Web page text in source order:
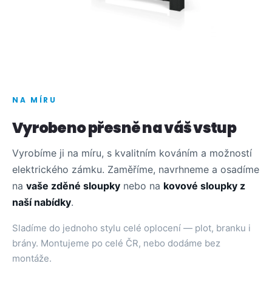
NA MÍRU
Vyrobeno přesně na váš vstup
Vyrobíme ji na míru, s kvalitním kováním a možností
elektrického zámku. Zaměříme, navrhneme a osadíme
na vaše zděné sloupky nebo na kovové sloupky z
naší nabídky.
Sladíme do jednoho stylu celé oplocení — plot, branku i
brány. Montujeme po celé ČR, nebo dodáme bez
montáže.